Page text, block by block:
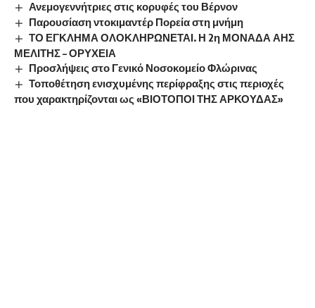
Ανεμογεννήτριες στις κορυφές του Βέρνον
Παρουσίαση ντοκιμαντέρ Πορεία στη μνήμη
ΤΟ ΕΓΚΛΗΜΑ ΟΛΟΚΛΗΡΩΝΕΤΑΙ. Η 2η ΜΟΝΑΔΑ ΑΗΣ
ΜΕΛΙΤΗΣ – ΟΡΥΧΕΙΑ
Προσλήψεις στο Γενικό Νοσοκομείο Φλώρινας
Τοποθέτηση ενισχυμένης περίφραξης στις περιοχές
που χαρακτηρίζονται ως «ΒΙΟΤΟΠΟΙ ΤΗΣ ΑΡΚΟΥΔΑΣ»